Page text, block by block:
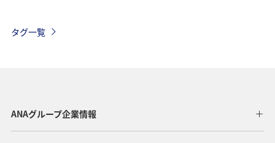
海 ブリ マアジ アオリイカ 冬
タグ一覧
ANAグループ企業情報